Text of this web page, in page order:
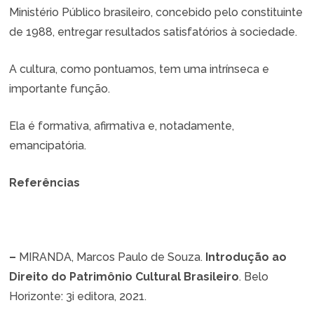
Ministério Público brasileiro, concebido pelo constituinte
de 1988, entregar resultados satisfatórios à sociedade.
A cultura, como pontuamos, tem uma intrínseca e
importante função.
Ela é formativa, afirmativa e, notadamente,
emancipatória.
Referências
– MIRANDA, Marcos Paulo de Souza. Introdução ao
Direito do Patrimônio Cultural Brasileiro. Belo
Horizonte: 3i editora, 2021.